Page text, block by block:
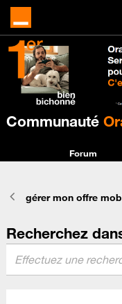
Communauté
Forum
gérer mon offre
Recherchez